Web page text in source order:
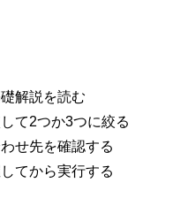
解説を読む
て2つか3つに絞る
せ先を確認する
てから実行する